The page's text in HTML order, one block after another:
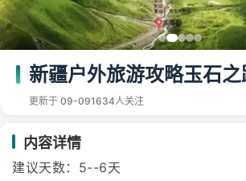
新疆户外旅游攻略玉石
更新于 09-091634人关注
内容详情
建议天数：5--6天